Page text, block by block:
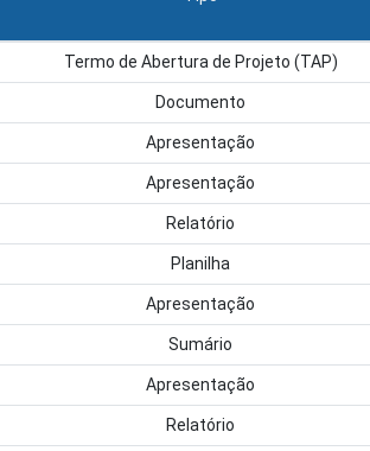
Termo de Abertura de Projeto (TAP)
Documento
Apresentação
Apresentação
Relatório
Planilha
Apresentação
Sumário
Apresentação
Relatório